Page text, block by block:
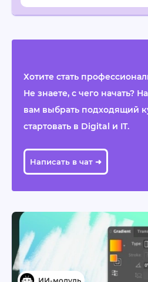
Хотите стать
Не знаете, с чего начать?
вам выбрать подходящий
стартовать в Digital и IT.
Написать в чат ➜